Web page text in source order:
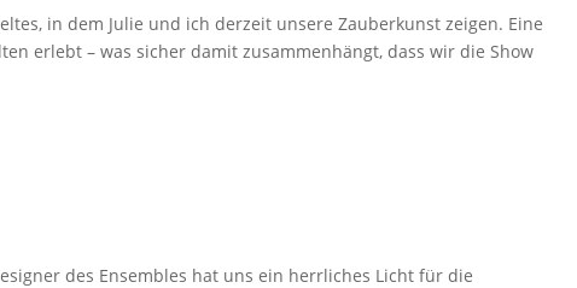
in dem Julie und ich derzeit unsere Zauberkunst zeigen. Eine
erlebt – was sicher damit zusammenhängt, dass wir die Show
des Ensembles hat uns ein herrliches Licht für die